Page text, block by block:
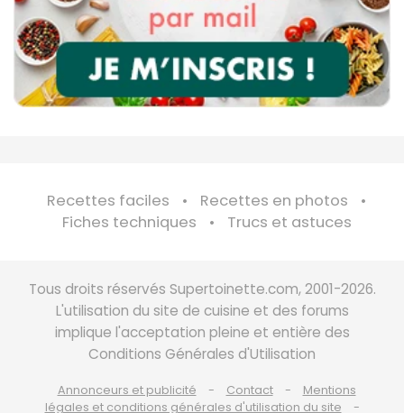
Recettes faciles
Recettes en photos
Fiches techniques
Trucs et astuces
Tous droits réservés Supertoinette.com, 2001-2026.
L'utilisation du site de cuisine et des forums
implique l'acceptation pleine et entière des
Conditions Générales d'Utilisation
Annonceurs et publicité Contact
Mentions
légales et conditions générales d'utilisation du site